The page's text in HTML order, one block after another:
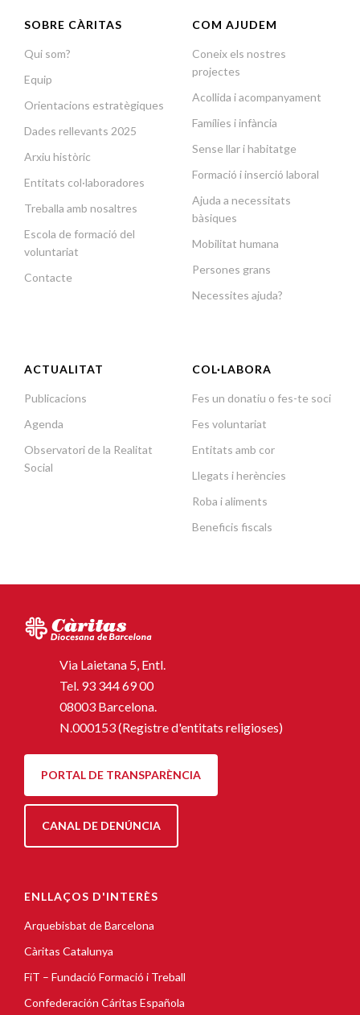
SOBRE CÀRITAS
Qui som?
Equip
Orientacions estratègiques
Dades rellevants 2025
Arxiu històric
Entitats col·laboradores
Treballa amb nosaltres
Escola de formació del
voluntariat
Contacte
COM AJUDEM
Coneix els nostres
projectes
Acollida i acompanyament
Famílies i infància
Sense llar i habitatge
Formació i inserció laboral
Ajuda a necessitats
bàsiques
Mobilitat humana
Persones grans
Necessites ajuda?
ACTUALITAT
Publicacions
Agenda
Observatori de la Realitat
Social
COL·LABORA
Fes un donatiu o fes-te soci
Fes voluntariat
Entitats amb cor
Llegats i herències
Roba i aliments
Beneficis fiscals
Via Laietana 5, Entl.
Tel. 93 344 69 00
08003 Barcelona.
N.000153 (Registre d'entitats religioses)
PORTAL DE TRANSPARÈNCIA
CANAL DE DENÚNCIA
ENLLAÇOS D'INTERÈS
Arquebisbat de Barcelona
Càritas Catalunya
FiT – Fundació Formació i Treball
Confederación Cáritas Española